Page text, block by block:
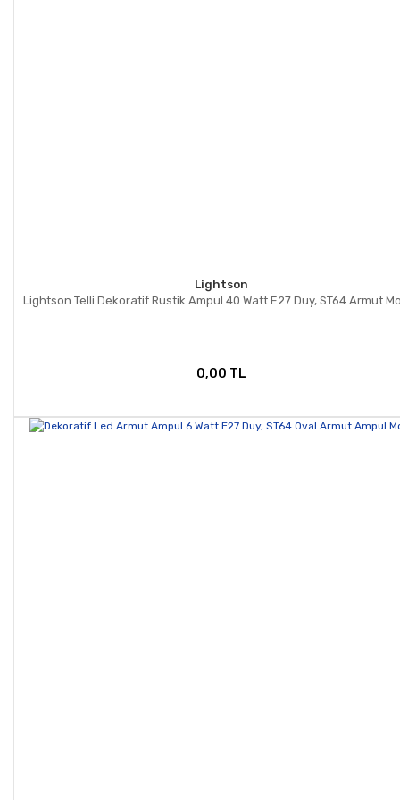
Lightson
Lightson Telli Dekoratif Rustik Ampul 40 Watt E27 Duy, ST64 Armut
0,00 TL